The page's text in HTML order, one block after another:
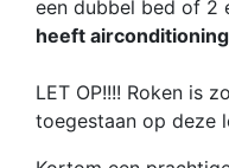
een dubbel bed of 2
heeft
LET OP!!!! Roken is
toegestaan op deze